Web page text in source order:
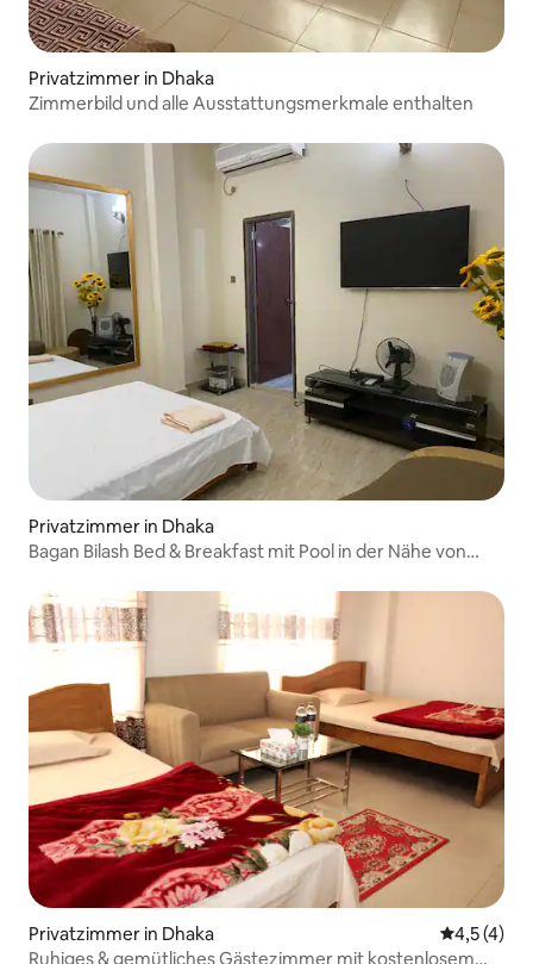
Privatzimmer in Dhaka
Zimmerbild und alle Ausstattungsmerkmale enthalten
Privatzimmer in Dhaka
Bagan Bilash Bed & Breakfast mit Pool in der Nähe von
Privatzimmer in Dhaka
4,5 (4)
Ruhiges & gemütliches Gästezimmer mit kostenlosem